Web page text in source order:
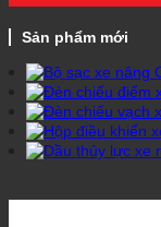
Sản phẩm mới